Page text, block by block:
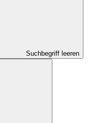
Suchbegriff leeren